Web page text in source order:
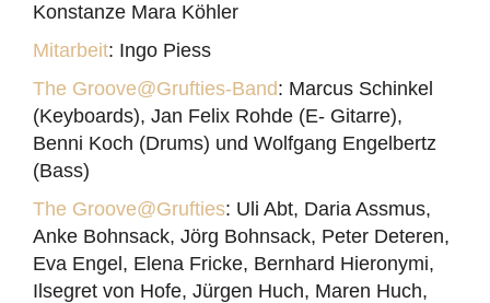
Konstanze Mara Köhler
Mitarbeit: Ingo Piess
The Groove@Grufties-Band: Marcus Schinkel
(Keyboards), Jan Felix Rohde (E- Gitarre),
Benni Koch (Drums) und Wolfgang Engelbertz
(Bass)
The Groove@Grufties: Uli Abt, Daria Assmus,
Anke Bohnsack, Jörg Bohnsack, Peter Deteren,
Eva Engel, Elena Fricke, Bernhard Hieronymi,
Ilsegret von Hofe, Jürgen Huch, Maren Huch,